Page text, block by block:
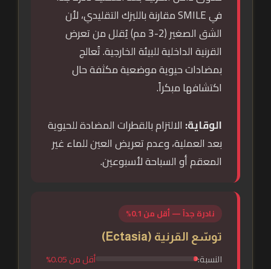
في SMILE مقارنة بالليزك التقليدي، لأن
الشق الصغير (2-3 مم) يُقلل من تعرض
القرنية الداخلية للبيئة الخارجية. تُعالج
بمضادات حيوية موضعية مكثفة حال
اكتشافها مبكراً.
الوقاية: الالتزام بالقطرات المضادة للحيوية
بعد العملية، وعدم تعريض العين للماء غير
المعقم أو السباحة لأسبوعين.
نادرة جداً — أقل من 0.1%
توسّع القرنية (Ectasia)
النسبة: أقل من 0.05%